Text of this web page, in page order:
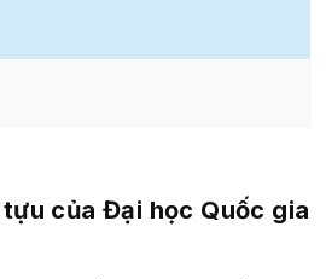
của Đại học Quốc gia